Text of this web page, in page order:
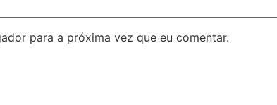
para a próxima vez que eu comentar.